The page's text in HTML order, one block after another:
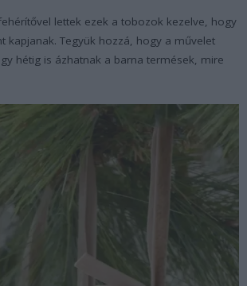
lettek ezek a tobozok kezelve, hogy
kapjanak. Tegyük hozzá, hogy a művelet
hétig is ázhatnak a barna termések, mire